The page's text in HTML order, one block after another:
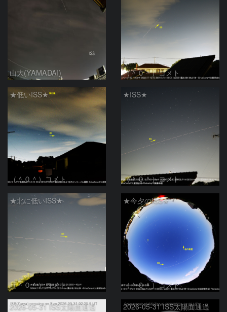
山大(YAMADAI) （＾０＾）コメト
★低いISS★
（＾０＾）コメト
★ISS★
（＾０＾）コメト
★北に低いISS★
（＾０＾）コメト
★今夕のISS★
（＾０＾）コメト
2026-05-31 ISS太陽面通過 2026-05-31 ISS太陽面通過